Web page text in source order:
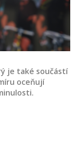
je také součástí
oceňují